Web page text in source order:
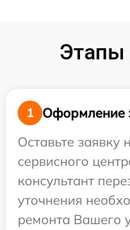
Этапы
1
Оформление
Оставьте заявку
сервисного
консультант
уточнения
ремонта Вашего